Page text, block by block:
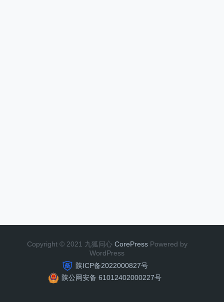
Copyright © 2021 九狐问心 CorePress Powered by
WordPress
陕ICP备2022000827号
陕公网安备 61012402000227号